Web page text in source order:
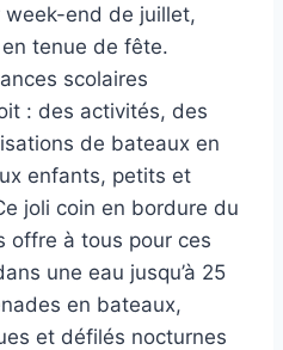
week-end de juillet,
en tenue de fête.
scolaires
: des activités, des
de bateaux en
enfants, petits et
joli coin en bordure du
offre à tous pour ces
une eau jusqu’à 25
en bateaux,
et défilés nocturnes